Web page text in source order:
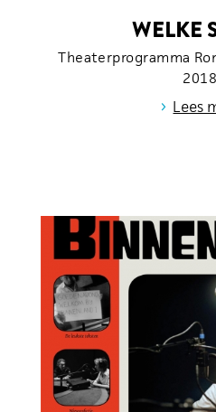
WELKE
Theaterprogramma
› Lees